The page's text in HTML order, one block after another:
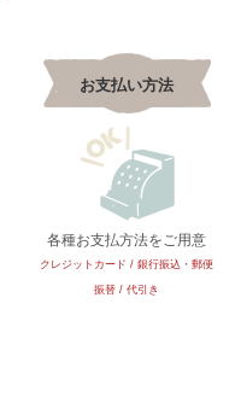
お支払い方法
各種お支払方法をご用意
クレジットカード / 銀行振込・郵便
振替 / 代引き